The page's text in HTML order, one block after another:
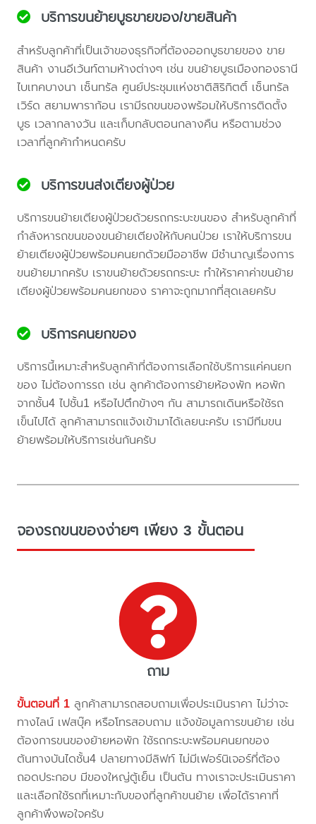
บริการขนย้ายบูธขายของ/ขายสินค้า
สำหรับลูกค้าที่เป็นเจ้าของธุรกิจที่ต้องออกบูธขายของ ขาย
สินค้า งานอีเว้นท์ตามห้างต่างๆ เช่น ขนย้ายบูธเมืองทองธานี
ไบเทคบางนา เซ็นทรัล ศูนย์ประชุมแห่งชาติสิริกิตติ์ เซ็นทรัล
เวิร์ด สยามพาราก้อน เรามีรถขนของพร้อมให้บริการติดตั้ง
บูธ เวลากลางวัน และเก็บกลับตอนกลางคืน หรือตามช่วง
เวลาที่ลูกค้ากำหนดครับ
บริการขนส่งเตียงผู้ป่วย
บริการขนย้ายเตียงผู้ป่วยด้วยรถกระบะขนของ สำหรับลูกค้าที่
กำลังหารถขนของขนย้ายเตียงให้กับคนป่วย เราให้บริการขน
ย้ายเตียงผู้ป่วยพร้อมคนยกด้วยมืออาชีพ มีชำนาญเรื่องการ
ขนย้ายมากครับ เราขนย้ายด้วยรถกระบะ ทำให้ราคาค่าขนย้าย
เตียงผู้ป่วยพร้อมคนยกของ ราคาจะถูกมากที่สุดเลยครับ
บริการคนยกของ
บริการนี้เหมาะสำหรับลูกค้าที่ต้องการเลือกใช้บริการแค่คนยก
ของ ไม่ต้องการรถ เช่น ลูกค้าต้องการย้ายห้องพัก หอพัก
จากชั้น4 ไปชั้น1 หรือไปตึกข้างๆ กัน สามารถเดินหรือใช้รถ
เข็นไปได้ ลูกค้าสามารถแจ้งเข้ามาได้เลยนะครับ เรามีทีมขน
ย้ายพร้อมให้บริการเช่นกันครับ
จองรถขนของง่ายๆ เพียง 3 ขั้นตอน
ถาม
ขั้นตอนที่ 1 ลูกค้าสามารถสอบถามเพื่อประเมินราคา ไม่ว่าจะ
ทางไลน์ เฟสบุ๊ค หรือโทรสอบถาม แจ้งข้อมูลการขนย้าย เช่น
ต้องการขนของย้ายหอพัก ใช้รถกระบะพร้อมคนยกของ
ต้นทางบันไดชั้น4 ปลายทางมีลิฟท์ ไม่มีเฟอร์นิเจอร์ที่ต้อง
ถอดประกอบ มีของใหญ่ตู้เย็น เป็นต้น ทางเราจะประเมินราคา
และเลือกใช้รถที่เหมาะกับของที่ลูกค้าขนย้าย เพื่อได้ราคาที่
ลูกค้าพึงพอใจครับ